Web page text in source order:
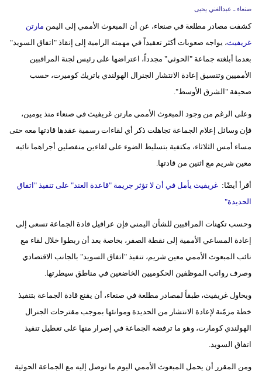
علوم
وتكنولوجيا
فيديو
صنعاء ـ عبدالغني يحيى
كشفت مصادر مطلعة في صنعاء، عن أن المبعوث الأممي إلى اليمن مارتن
غريفيث، يواجه صعوبات أكثر تعقيداً في مهمته الرامية إلى إنقاذ "اتفاق السويد"
بعدما أبلغته جماعة "الحوثي" مجدداً، اعتراضها على رئيس لجنة المراقبين
الأمميين وتنسيق إعادة الانتشار الجنرال الهولندي باتريك كوميرت، حسب
صحيفة "الشرق الأوسط".
وعلى الرغم من وجود المبعوث الأممي مارتن غريفيث في صنعاء منذ يومين،
فإن وسائل إعلام الجماعة تجاهلت ذكر أي لقاءات رسمية عقدها قادتها معه حتى
مساء أمس الثلاثاء، مكتفية بتسليط الضوء على لقاءين منفصلين أجراهما نائبه
معين شريم مع اثنين من قادتها.
أقرأ أيضًا:غريفيث يأمل في أن لا تؤثر جريمة "قاعدة العند" على تنفيذ "اتفاق
الحديدة"
وحسب تكهنات المراقبين للشأن اليمني فإن عراقيل قادة الجماعة تسعى إلى
إعادة المساعي الأممية إلى نقطة الصفر، بخاصة بعد أن ربطوا خلال لقاء مع
نائب المبعوث الأممي معين شريم، تنفيذ "اتفاق السويد" بالجانب الاقتصادي
وصرف رواتب الموظفين الحكوميين الخاضعين في مناطق سيطرتها.
ويحاول غريفيث، طبقاً لمصادر مطلعة في صنعاء، أن يقنع قادة الجماعة بتنفيذ
خطة مزمّنة لإعادة الانتشار من الحديدة وموانئها بموجب مقترحات الجنرال
الهولندي كومارت، وهو ما ترفضه الجماعة في إصرار منها على تعطيل تنفيذ
اتفاق السويد.
ومن المقرر أن يحمل المبعوث الأممي اليوم ما توصل إليه مع الجماعة الحوثية